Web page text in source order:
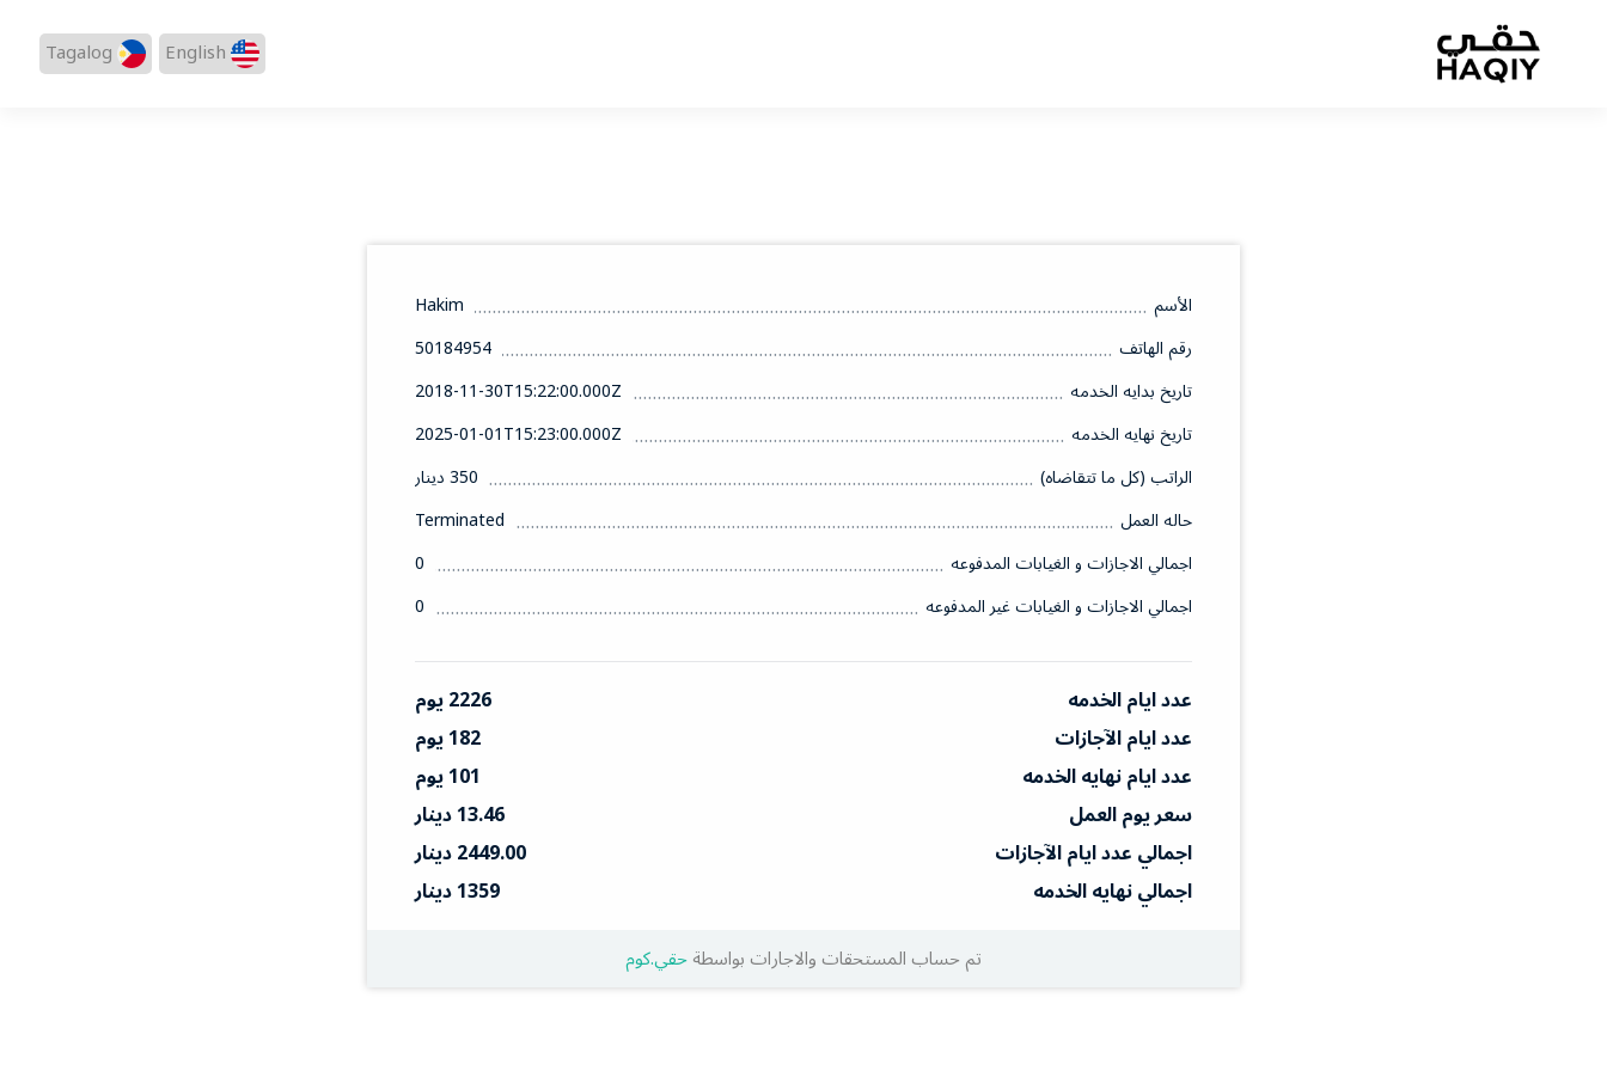
English
Tagalog
الأسم
Hakim
رقم الهاتف
50184954
تاريخ بدايه الخدمه
2018-11-30T15:22:00.000Z
تاريخ نهايه الخدمه
2025-01-01T15:23:00.000Z
الراتب (كل ما تتقاضاه)
350 دينار
حاله العمل
Terminated
اجمالي الاجازات و الغيابات المدفوعه
0
اجمالي الاجازات و الغيابات غير المدفوعه
0
عدد ايام الخدمه
2226 يوم
عدد ايام الآجازات
182 يوم
عدد ايام نهايه الخدمه
101 يوم
سعر يوم العمل
13.46 دينار
اجمالي عدد ايام الآجازات
2449.00 دينار
اجمالي نهايه الخدمه
1359 دينار
تم حساب المستحقات والاجارات بواسطةحقي.كوم